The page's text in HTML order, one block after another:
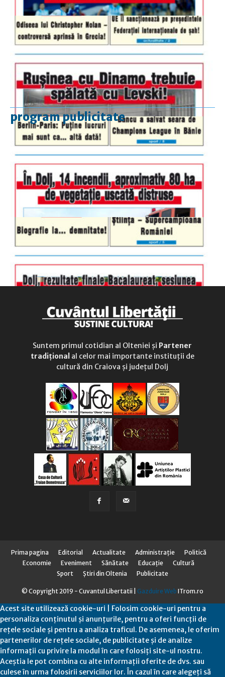
program publicitate
luni-vineri
9.00 - 17.00
duminică
9.00 - 12.00
Suntem primul cotidian al Olteniei și Partener
tradițional al celor mai importante instituții de
cultură din Craiova și județul Dolj
Prima pagina Editorial Actualitate Administraţie
Politică
Economie
Eveniment Sănătate Educaţie
Cultură
Sport
Știri din Oltenia Publicitate
© Copyright 2019 - Cuvantul Libertatii | Gazduire Web ITrom.ro
Acest site utilizează cookie-uri | Folosim cookie-uri pentru a
personaliza conținutul și anunțurile, pentru a oferi funcții de
rețele sociale și pentru a analiza traficul. De asemenea, le oferim
partenerilor de rețele sociale, de publicitate și de analize
informații cu privire la modul în care folosiți site-ul nostru.
Aceștia le pot combina cu alte informații oferite de dvs. sau
culese în urma folosirii serviciilor lor. În cazul în care alegeți să